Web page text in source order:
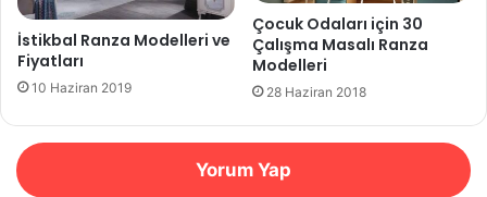
İstikbal Ranza Modelleri ve
Fiyatları
10 Haziran 2019
Çocuk Odaları için 30
Çalışma Masalı Ranza
Modelleri
28 Haziran 2018
Yorum Yap